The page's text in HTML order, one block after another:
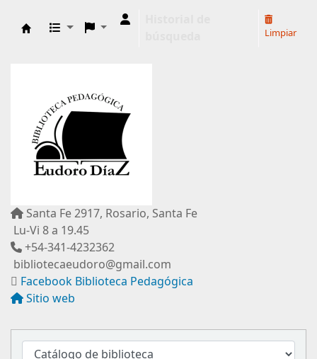
Limpiar
Santa Fe 2917, Rosario, Santa Fe
Lu-Vi 8 a 19.45
+54-341-4232362
bibliotecaeudoro@gmail.com
Facebook Biblioteca Pedagógica
Sitio web